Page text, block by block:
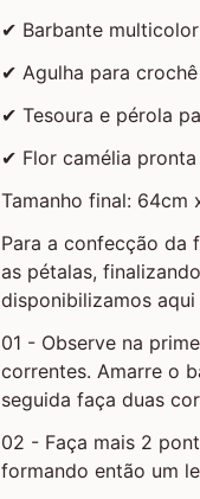
✔ Barbante
✔ Agulha para
✔ Tesoura e pérola
✔ Flor camélia pronta
Tamanho final: 64cm
Para a confecção da
as pétalas,
disponibilizamos
01 - Observe na
correntes. Amarre o
seguida faça duas
02 - Faça mais 2
formando então um